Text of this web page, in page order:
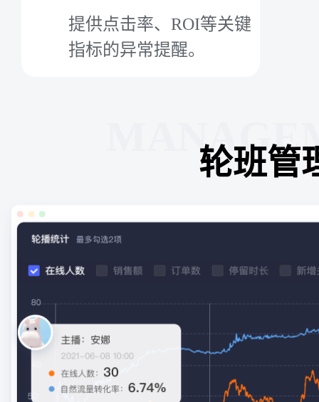
提供点击率、ROI等关键
指标的异常提醒。
轮班管